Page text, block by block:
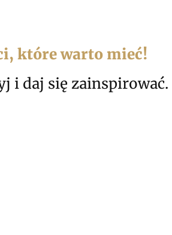
które warto mieć!
i daj się zainspirować.